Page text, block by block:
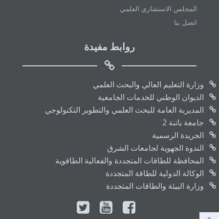
المجلس الاستشاري العلمي
اتصل بنا
روابط مفيدة
وزارة التعليم العالي والبحث العلمي
الديوان الوطني للخدمات الجامعية
المديرية العامة للبحث العلمي والتطوير التكنولوجي
جامعة باتنة 2
الجريدة الرسمية
الندوة الجهوية لجامعات الشرق
المحافظة للطاقات المتجددة والفعالية الطاقوية
الوكالة الدولية للطاقة المتجددة
وزارة البيئة والطاقات المتجددة